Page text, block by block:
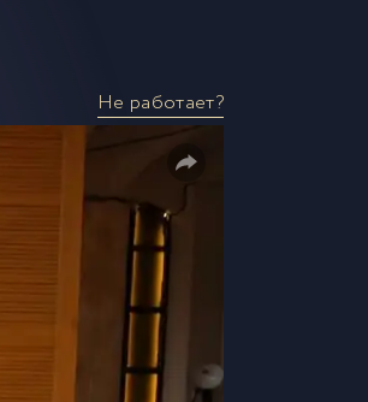
Не работает?